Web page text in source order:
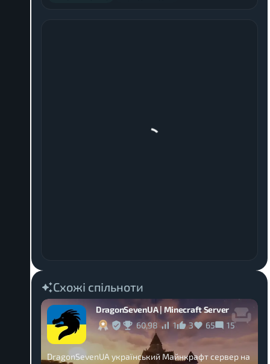
Схожі спільноти
DragonSevenUA | Minecraft Server
60,98
1 3 65 15
DragonSevenUA український Майнкрафт сервер на